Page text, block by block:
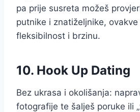
pa prije susreta možeš
putnike i znatiželjnike,
fleksibilnost i brzinu.
10. Hook Up Dating
Bez ukrasa i okolišanja:
fotografije te šalješ poruke ili